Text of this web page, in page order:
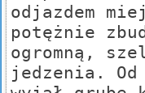
odjazdem
potężnie
ogromną,
jedzenia.